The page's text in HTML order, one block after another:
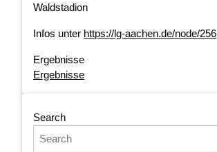
Waldstadion
Infos unter https://lg-aachen.de/node/256
Ergebnisse
Ergebnisse
Search